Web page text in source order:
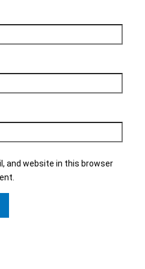
and website in this browser